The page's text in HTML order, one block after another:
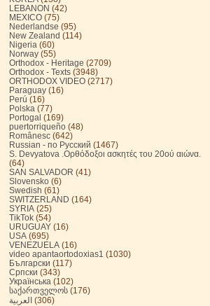
LEBANON (42)
MEXICO (75)
Nederlandse (95)
New Zealand (114)
Nigeria (60)
Norway (55)
Orthodox - Heritage (2709)
Orthodox - Texts (3948)
ORTHODOX VIDEO (2717)
Paraguay (16)
Perú (16)
Polska (77)
Portogal (169)
puertorriqueño (48)
Românesc (642)
Russian - по Русский (1467)
S. Devyatova .Ορθόδοξοι ασκητές του 20ού αιώνα.
(64)
SAN SALVADOR (41)
Slovensko (6)
Swedish (61)
SWITZERLAND (164)
SYRIA (25)
TikTok (54)
URUGUAY (16)
USA (695)
VENEZUELA (16)
video apantaortodoxias1 (1030)
Български (117)
Српски (343)
Українська (102)
საქართველოს (176)
العربية (306)